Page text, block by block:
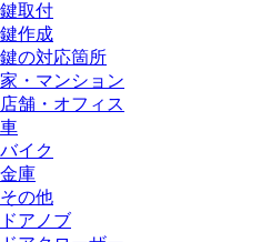
鍵取付
鍵作成
鍵の対応箇所
家・マンション
店舗・オフィス
車
バイク
金庫
その他
ドアノブ